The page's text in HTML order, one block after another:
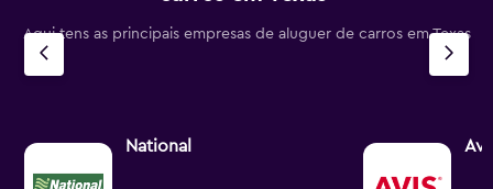
Aqui tens as principais empresas de aluguer de carros em Texas
National